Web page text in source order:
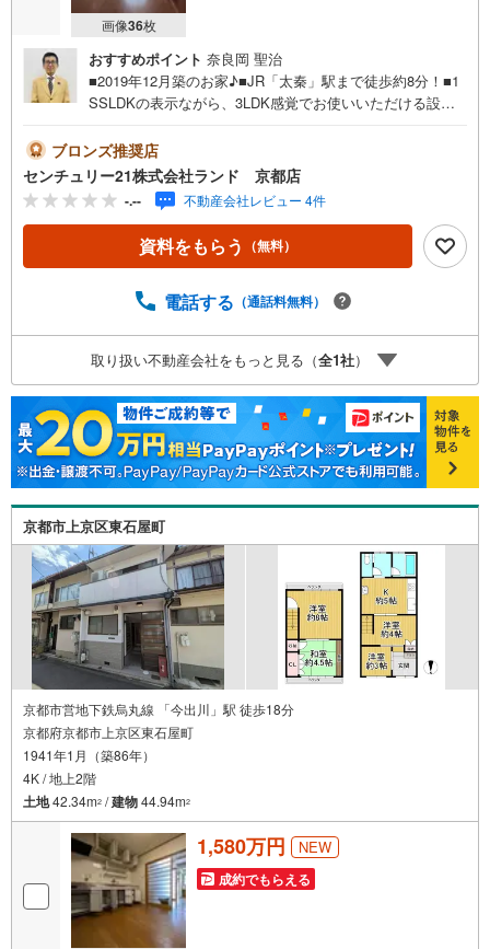
画像36枚
おすすめポイント 奈良岡 聖治
■2019年12月築のお家♪■JR「太秦」駅まで徒歩約8分！■1
SSLDKの表示ながら、3LDK感覚でお使いいただける設
い合わせは（株）ランド 京都店までお気軽にお問い合わ
せくださいませ！＜センチュリー21ランドについて＞●セ
ンチュリー21ランド京都店は・・・ お客様のご希望をお
客様の目線でご満足いただけるお住いを全力でお探し致し
ます！●購入・売却・ローンのご相談など、些細なことでも
お気軽にご相談下さいませ！●リフォームのご相談も承って
地下鉄烏丸線 「今出川」駅 徒歩約10分○営業時間:10:00～2
ただけますと、スムーズにご案内が可能です。ご連絡お待
ちしております！
ブロンズ推奨店
センチュリー21株式会社ランド 京都店
-.-- 不動産会社レビュー 4件
資料をもらう （無料）
電話する （通話料無料）
取り扱い不動産会社をもっと見る（全1社）
京都市上京区東石屋町
京都市営地下鉄烏丸線 「今出川」駅 徒歩18分
京都府京都市上京区東石屋町
1941年1月（築86年）
4K / 地上2階
土地42.34m2 /建物44.94m2
1,580万円 NEW
成約でもらえる